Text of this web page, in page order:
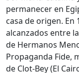
permanecer en
casa de origen. En
alcanzados entre
de Hermanos
Propaganda Fide,
de Clot-Bey (El